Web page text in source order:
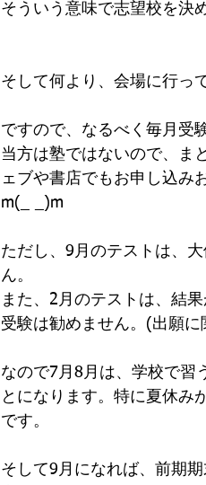
そういう意味で志望校を決
そして何より、会場に行っ
ですので、なるべく毎月受
当方は塾ではないので、ま
ェブや書店でもお申し込み
m(_ _)m
ただし、9月のテストは、
ん。
また、2月のテストは、結
受験は勧めません。(出願
なので7月8月は、学校で習
とになります。特に夏休み
です。
そして9月になれば、前期